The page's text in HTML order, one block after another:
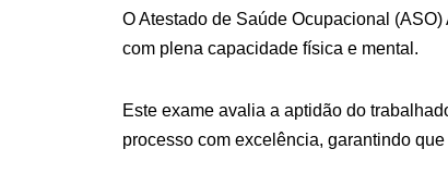
O Atestado de Saúde Ocupacional
com plena capacidade física e mental.
Este exame avalia a aptidão do
processo com excelência, garantindo